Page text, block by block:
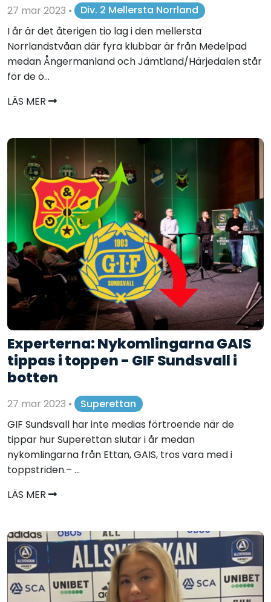
27 mar 2023 •
Div. 2 Mellersta Norrland
I år är det återigen tio lag i den mellersta
Norrlandstvåan där fyra klubbar är från Medelpad
medan Ångermanland och Jämtland/Härjedalen står
för de ö...
LÄS MER
Experterna: Nykomlingarna GAIS
tippas i toppen - GIF Sundsvall i
botten
27 mar 2023 •
Superettan
GIF Sundsvall har inte medias förtroende när de
tippar hur Superettan slutar i år medan
nykomlingarna från Ettan, GAIS, tros vara med i
toppstriden.– ...
LÄS MER